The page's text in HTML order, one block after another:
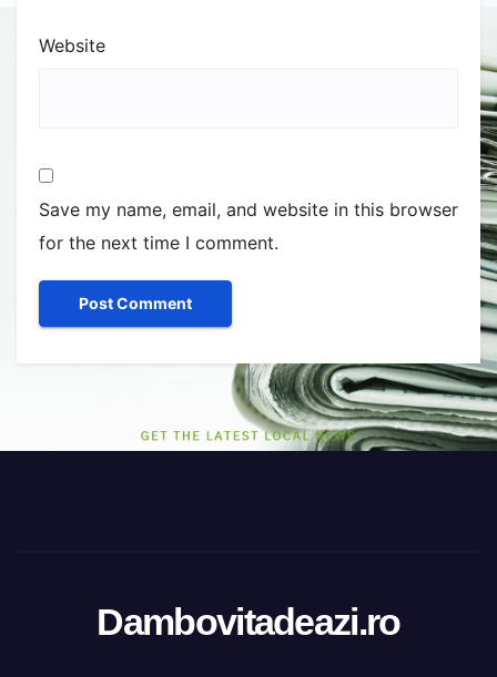
Website
Save my name, email, and website in this browser
for the next time I comment.
Dambovitadeazi.ro